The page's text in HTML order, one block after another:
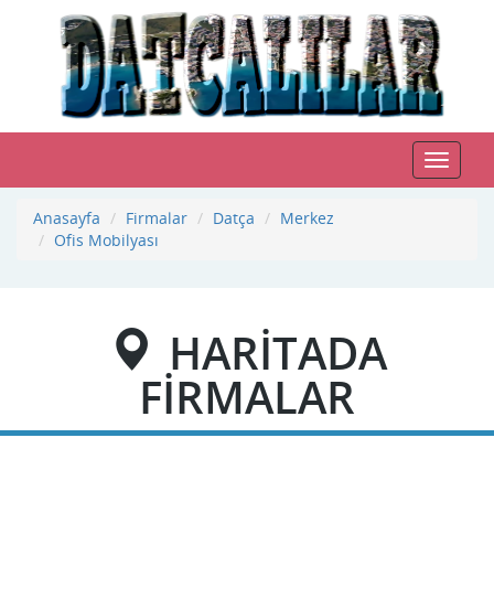
Toggle
Anasayfa
Firmalar Datça
Merkez
Ofis Mobilyası
HARİTADA
FİRMALAR